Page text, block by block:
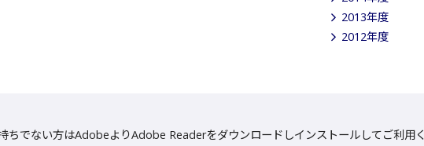
2013年度
2012年度
でない方はAdobeよりAdobe Readerをダウンロードしインストールしてご利用く